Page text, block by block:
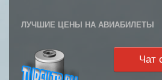
ЛУЧШИЕ ЦЕНЫ НА АВИАБИЛЕТЫ
Чат